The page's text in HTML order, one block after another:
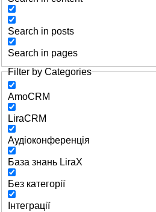
Search in posts
Search in pages
Filter by Categories
AmoCRM
LiraCRM
Аудіоконференція
База знань LiraX
Без категорії
Інтеграції